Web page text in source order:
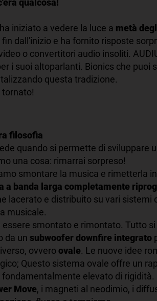
qualcosa!
iniziato a vedere la luce a metà
dall'inizio e ha fornito risposte
o convertitori audio insoliti.
i suoi altoparlanti. Bionics che puoi
questa tradizione.
tornato!
filosofia
quando si permette di sviluppare
una cosa: rimarrai sorpreso!
smontare la musica e rimetterla
a banda larga completamente
lacerato e distribuito su vari sistemi
musicale.
essere smontato e rimontato. Tutto
da un subwoofer downfire integrato
ovvero ovale. Le nuove idee
Questo sistema ovale offre un
fondamentalmente elevato di rigidità.
Move, i magneti al neodimio, i